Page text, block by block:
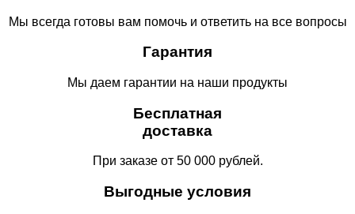
Мы всегда готовы вам помочь и ответить на все вопросы
Гарантия
Мы даем гарантии на наши продукты
Бесплатная
доставка
При заказе от 50 000 рублей.
Выгодные условия